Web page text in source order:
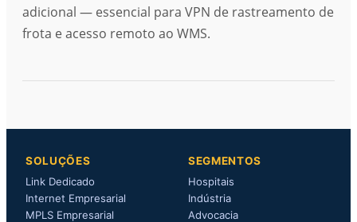
adicional — essencial para VPN de rastreamento de
frota e acesso remoto ao WMS.
SOLUÇÕES
Link Dedicado
Internet Empresarial
MPLS Empresarial
SEGMENTOS
Hospitais
Indústria
Advocacia